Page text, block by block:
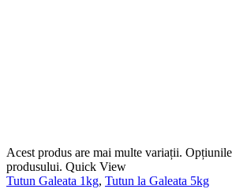
Acest produs are mai multe variații.
produsului. Quick View
Tutun Galeata 1kg, Tutun la Galeata 5kg